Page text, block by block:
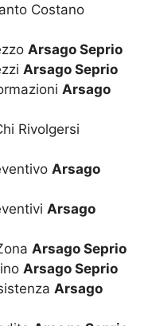
Costano
Arsago Seprio
Arsago Seprio
Arsago
Rivolgersi
Arsago
Arsago
Arsago Seprio
Arsago Seprio
Arsago